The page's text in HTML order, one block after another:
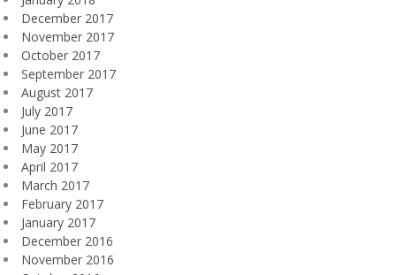
December 2017
November 2017
October 2017
September 2017
August 2017
July 2017
June 2017
May 2017
April 2017
March 2017
February 2017
January 2017
December 2016
November 2016